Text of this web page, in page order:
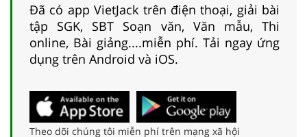
Đã có app VietJack trên điện thoại, giải bài
tập SGK, SBT Soạn văn, Văn mẫu, Thi
online, Bài giảng....miễn phí. Tải ngay ứng
dụng trên Android và iOS.
Theo dõi chúng tôi miễn phí trên mạng xã hội